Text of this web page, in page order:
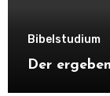
Bibelstudium
Der